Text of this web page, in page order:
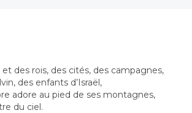
des rois, des cités, des campagnes,
des enfants d’Israël,
adore au pied de ses montagnes,
du ciel.